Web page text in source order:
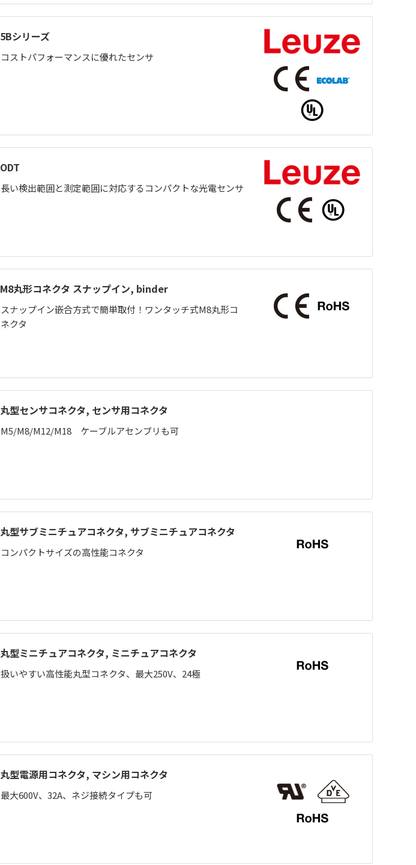
5Bシリーズ
コストパフォーマンスに優れたセンサ
ODT
長い検出範囲と測定範囲に対応するコンパクトな光電センサ
M8丸形コネクタ スナップイン, binder
スナップイン嵌合方式で簡単取付！ワンタッチ式M8丸形コ
ネクタ
丸型センサコネクタ, センサ用コネクタ
M5/M8/M12/M18 ケーブルアセンブリも可
丸型サブミニチュアコネクタ, サブミニチュアコネクタ
コンパクトサイズの高性能コネクタ
丸型ミニチュアコネクタ, ミニチュアコネクタ
扱いやすい高性能丸型コネクタ、最大250V、24極
丸型電源用コネクタ, マシン用コネクタ
最大600V、32A、ネジ接続タイプも可